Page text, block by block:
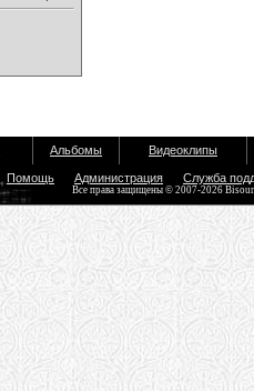
Альбомы Видеоклипы
Помощь Администрация Служба
Все права защищены © 2007-2026